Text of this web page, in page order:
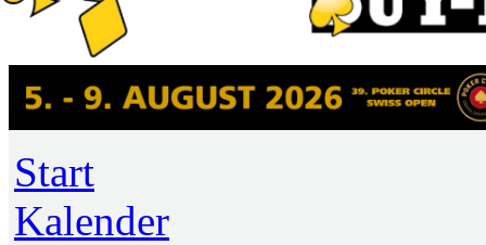
Start
Kalender